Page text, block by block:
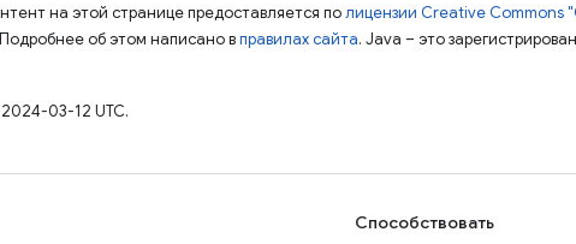
на этой странице предоставляется полицензии Creative Commons
об этом написано вправилах сайта. Java – это
03-12 UTC.
Способствовать